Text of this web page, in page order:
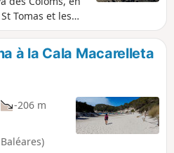
Tomas et les
tel pour se
!), et un petit
à la Cala Macarelleta
-206 m